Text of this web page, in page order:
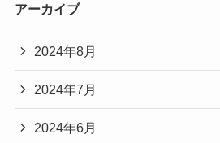
アーカイブ
2024年8月
2024年7月
2024年6月